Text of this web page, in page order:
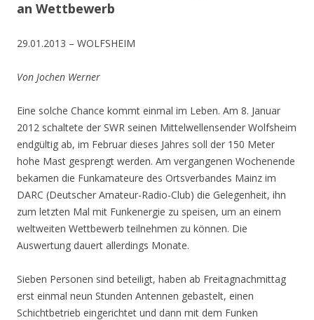
an Wettbewerb
29.01.2013 – WOLFSHEIM
Von Jochen Werner
Eine solche Chance kommt einmal im Leben. Am 8. Januar
2012 schaltete der SWR seinen Mittelwellensender Wolfsheim
endgültig ab, im Februar dieses Jahres soll der 150 Meter
hohe Mast gesprengt werden. Am vergangenen Wochenende
bekamen die Funkamateure des Ortsverbandes Mainz im
DARC (Deutscher Amateur-Radio-Club) die Gelegenheit, ihn
zum letzten Mal mit Funkenergie zu speisen, um an einem
weltweiten Wettbewerb teilnehmen zu können. Die
Auswertung dauert allerdings Monate.
Sieben Personen sind beteiligt, haben ab Freitagnachmittag
erst einmal neun Stunden Antennen gebastelt, einen
Schichtbetrieb eingerichtet und dann mit dem Funken